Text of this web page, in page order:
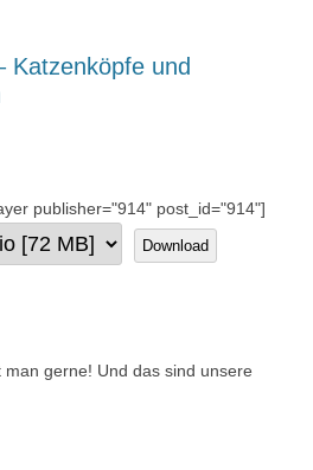
Katzenköpfe und
publisher="914" post_id="914"]
Download
gerne! Und das sind unsere